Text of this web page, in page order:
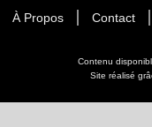
À Propos Contact
Contenu
Site réalisé